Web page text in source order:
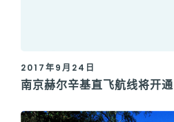
2017年9月24日
南京赫尔辛基直飞航线将开通